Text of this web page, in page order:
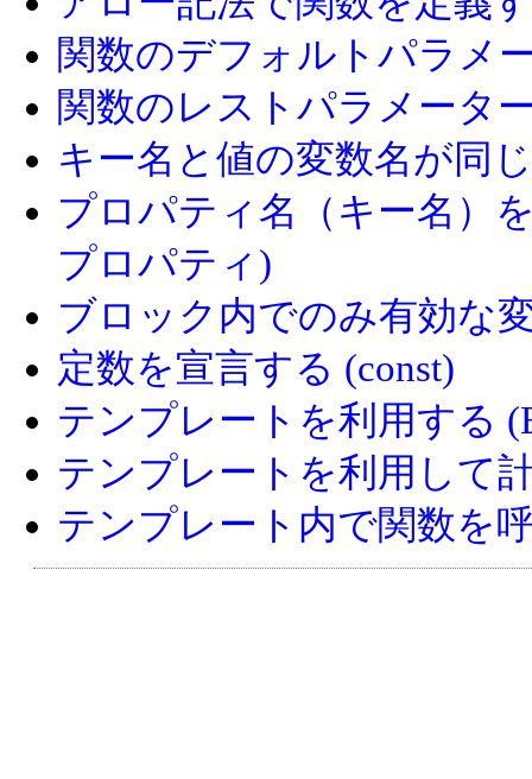
関数のデフォルトパラメ
関数のレストパラメータ
キー名と値の変数名が同
プロパティ名（キー名）
プロパティ)
ブロック内でのみ有効な
定数を宣言する (const)
テンプレートを利用する
テンプレートを利用して
テンプレート内で関数を